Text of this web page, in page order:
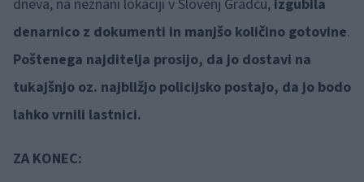
dneva, na neznani lokaciji v Slovenj Gradcu, izgubila
denarnico z dokumenti in manjšo količino gotovine.
Poštenega najditelja prosijo, da jo dostavi na
tukajšnjo oz. najbližjo policijsko postajo, da jo bodo
lahko vrnili lastnici.
ZA KONEC: